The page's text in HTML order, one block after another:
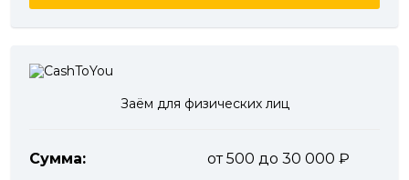
Заём для физических лиц
Сумма:
от 500 до 30 000